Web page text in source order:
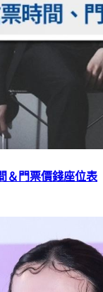
＆門票價錢座位表